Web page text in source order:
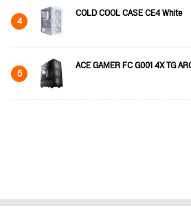
4 COLD COOL CASE CE4 White
5 ACE GAMER FC G001 4X TG